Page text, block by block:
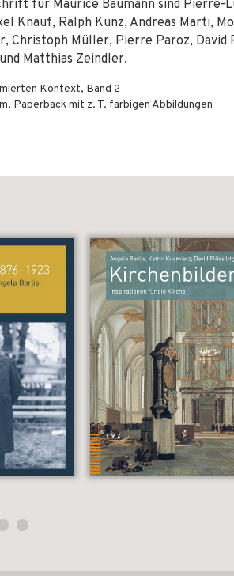
für Maurice Baumann sind Pierre-
Knauf, Ralph Kunz, Andreas Marti,
Christoph Müller, Pierre Paroz, David
Matthias Zeindler.
Kontext, Band 2
Paperbackmit z. T. farbigen Abbildungen